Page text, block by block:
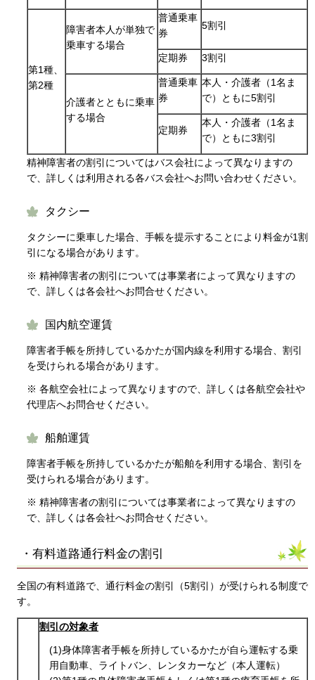
第1種、
第2種
障害者本人が単独で
乗車する場合
普通乗車
券
5割引
定期券 3割引
介護者とともに乗車
する場合
普通乗車
券
本人・介護者（1名ま
で）ともに5割引
定期券
本人・介護者（1名ま
で）ともに3割引
精神障害者の割引についてはバス会社によって異なりますの
で、詳しくは利用される各バス会社へお問い合わせください。
タクシー
タクシーに乗車した場合、手帳を提示することにより料金が1割
引になる場合があります。
※ 精神障害者の割引については事業者によって異なりますの
で、詳しくは各会社へお問合せください。
国内航空運賃
障害者手帳を所持しているかたが国内線を利用する場合、割引
を受けられる場合があります。
※ 各航空会社によって異なりますので、詳しくは各航空会社や
代理店へお問合せください。
船舶運賃
障害者手帳を所持しているかたが船舶を利用する場合、割引を
受けられる場合があります。
※ 精神障害者の割引については事業者によって異なりますの
で、詳しくは各会社へお問合せください。
・有料道路通行料金の割引
全国の有料道路で、通行料金の割引（5割引）が受けられる制度で
す。
割引の対象者
(1)身体障害者手帳を所持しているかたが自ら運転する乗
用自動車、ライトバン、レンタカーなど（本人運転）